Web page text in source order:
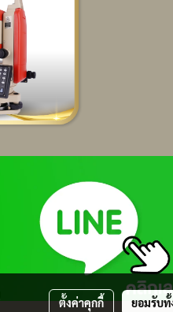
ตั้งค่าคุกกี้ ยอมรับ